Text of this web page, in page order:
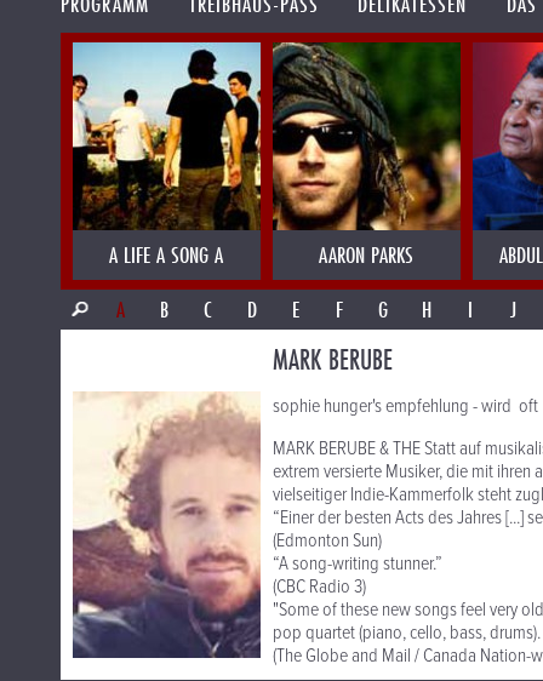
A LIFE A SONG A AARON PARKS
A
B C D E F G H I J
MARK BERUBE
sophie hunger's empfehlung - wird oft
MARK BERUBE & THE Statt auf
extrem versierte Musiker, die mit
vielseitiger Indie-Kammerfolk steht
“Einer der besten Acts des Jahres [...]
(Edmonton Sun)
“A song-writing stunner.”
(CBC Radio 3)
"Some of these new songs feel very
pop quartet (piano, cello, bass,
(The Globe and Mail / Canada Nation-